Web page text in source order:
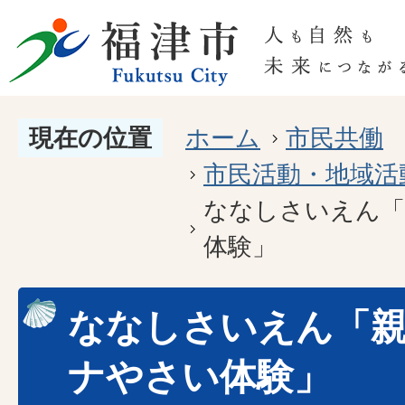
現在の位置 ホーム
市民共働
市民活動・地域
ななしさいえん
体験」
ななしさいえん「
ナやさい体験」